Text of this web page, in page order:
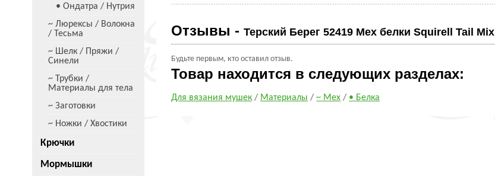
• Ондатра / Нутрия
~ Люрексы / Волокна
/ Тесьма
~ Шелк / Пряжи /
Синели
~ Трубки /
Материалы для тела
~ Заготовки
~ Ножки / Хвостики
Крючки
Мормышки
Отзывы -Терский Берег 52419 Мех белки Squirell Tail Mix
Будьте первым, кто оставил отзыв.
Товар находится в следующих разделах:
Для вязания мушек / Материалы /~ Мех / • Белка